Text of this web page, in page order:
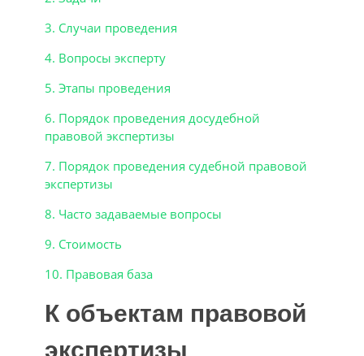
3. Случаи проведения
4. Вопросы эксперту
5. Этапы проведения
6. Порядок проведения досудебной
правовой экспертизы
7. Порядок проведения судебной правовой
экспертизы
8. Часто задаваемые вопросы
9. Стоимость
10. Правовая база
К объектам правовой
экспертизы